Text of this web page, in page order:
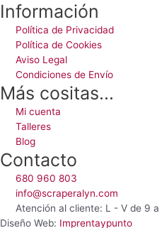
Información
Política de Privacidad
Política de Cookies
Aviso Legal
Condiciones de Envío
Más cositas...
Mi cuenta
Talleres
Blog
Contacto
680 960 803
info@scraperalyn.com
Atención al cliente: L - V de 9 a
Diseño Web: Imprentaypunto